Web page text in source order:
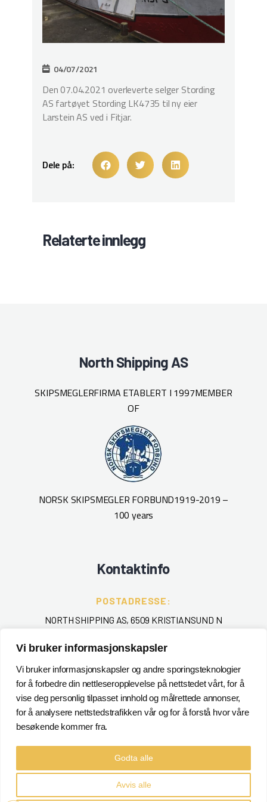
Vi bruker informasjonskapsler
Vi bruker informasjonskapsler og andre sporingsteknologier
for å forbedre din nettleseropplevelse på nettstedet vårt, for å
vise deg personlig tilpasset innhold og målrettede annonser,
for å analysere nettstedstrafikken vår og for å forstå hvor våre
besøkende kommer fra.
Godta alle
Avvis alle
04/07/2021
Den 07.04.2021 overleverte selger Stording
AS fartøyet Stording LK4735 til ny eier
Larstein AS ved i Fitjar.
Dele på:
Relaterte innlegg
North Shipping AS
SKIPSMEGLERFIRMA ETABLERT I 1997MEMBER
OF
NORSK SKIPSMEGLER FORBUND1919-2019 –
100 years
Kontaktinfo
POSTADRESSE:
NORTH SHIPPING AS, 6509 KRISTIANSUND N
TELEFON:
+ 47 715 40 000
EPOST :
POSTMASTER@NORTHSHIPPING.NO